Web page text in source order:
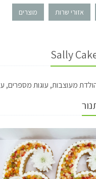
אזורי שרות מוצרים
הולדת מעוצבות, עוגות מספרים,